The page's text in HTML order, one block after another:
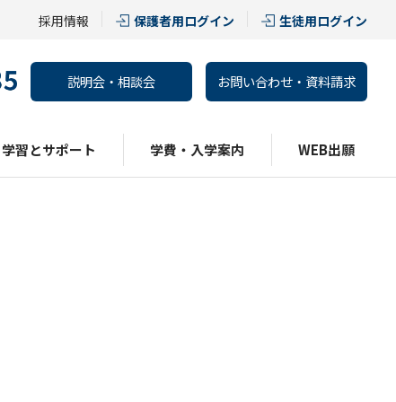
採用情報 保護者用ログイン 生徒用ログイン
説明会・相談会 お問い合わせ・資料請求
学習とサポート 学費・入学案内 WEB出願